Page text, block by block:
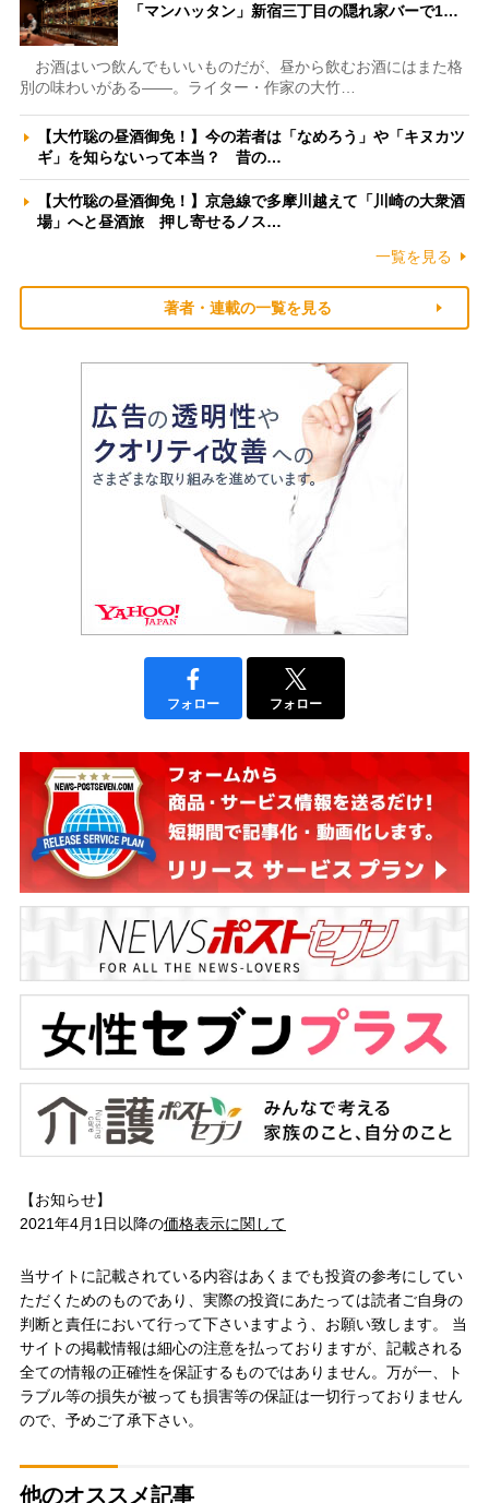
「マンハッタン」新宿三丁目の隠れ家バーで1…
お酒はいつ飲んでもいいものだが、昼から飲むお酒にはまた格
別の味わいがある――。ライター・作家の大竹…
【大竹聡の昼酒御免！】今の若者は「なめろう」や「キヌカツ
ギ」を知らないって本当？ 昔の…
【大竹聡の昼酒御免！】京急線で多摩川越えて「川崎の大衆酒
場」へと昼酒旅 押し寄せるノス…
一覧を見る
著者・連載の一覧を見る
フォロー フォロー
【お知らせ】
2021年4月1日以降の価格表示に関して
当サイトに記載されている内容はあくまでも投資の参考にしてい
ただくためのものであり、実際の投資にあたっては読者ご自身の
判断と責任において行って下さいますよう、お願い致します。 当
サイトの掲載情報は細心の注意を払っておりますが、記載される
全ての情報の正確性を保証するものではありません。万が一、ト
ラブル等の損失が被っても損害等の保証は一切行っておりません
ので、予めご了承下さい。
他のオススメ記事